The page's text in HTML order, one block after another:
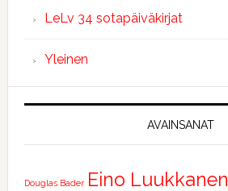
LeLv 34 sotapäiväkirjat
Yleinen
AVAINSANAT
Douglas Bader Eino Luukkanen